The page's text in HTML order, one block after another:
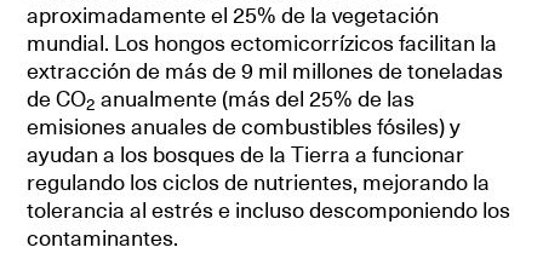
aproximadamente el 25% de la vegetación
mundial. Los hongos ectomicorrízicos facilitan la
extracción de más de 9 mil millones de toneladas
de CO2 anualmente (más del 25% de las
emisiones anuales de combustibles fósiles) y
ayudan a los bosques de la Tierra a funcionar
regulando los ciclos de nutrientes, mejorando la
tolerancia al estrés e incluso descomponiendo los
contaminantes.